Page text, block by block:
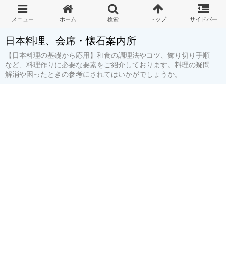
日本料理、会席・懐石案内所
【日本料理の基礎から応用】和食の調理法やコツ、飾り切り手順
など、料理作りに必要な要素をご紹介しております。料理の疑問
解消や困ったときの参考にされてはいかがでしょうか。